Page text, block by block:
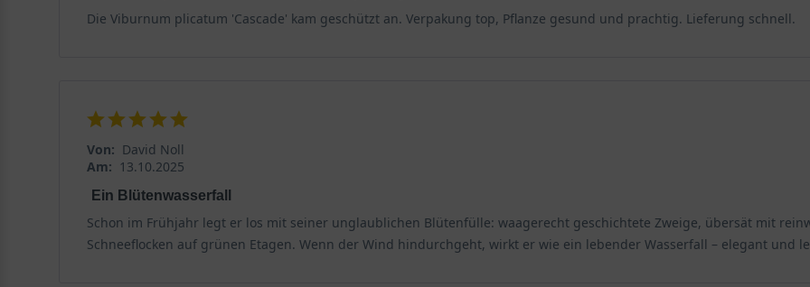
Die Viburnum plicatum 'Cascade' kam geschützt an. Verpakung top, Pflanze gesund und prachtig. Lieferung schnell.
Von: David Noll
Am: 13.10.2025
Ein Blütenwasserfall
Schon im Frühjahr legt er los mit seiner unglaublichen Blütenfülle: waagerecht geschichtete Zweige, übersät mit
Schneeflocken auf grünen Etagen. Wenn der Wind hindurchgeht, wirkt er wie ein lebender Wasserfall – elegant und